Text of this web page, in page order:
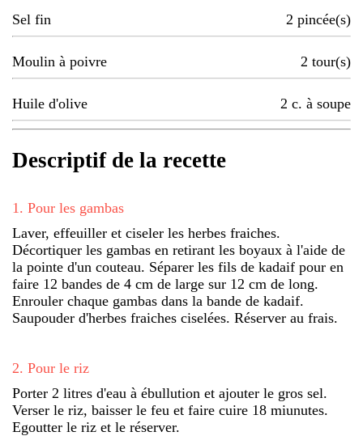
Sel fin 2 pincée(s)
Moulin à poivre 2 tour(s)
Huile d'olive 2 c. à soupe
Descriptif de la recette
1 . Pour les gambas
Laver, effeuiller et ciseler les herbes fraiches.
Décortiquer les gambas en retirant les boyaux à l'aide de
la pointe d'un couteau. Séparer les fils de kadaif pour en
faire 12 bandes de 4 cm de large sur 12 cm de long.
Enrouler chaque gambas dans la bande de kadaif.
Saupouder d'herbes fraiches ciselées. Réserver au frais.
2. Pour le riz
Porter 2 litres d'eau à ébullution et ajouter le gros sel.
Verser le riz, baisser le feu et faire cuire 18 miunutes.
Egoutter le riz et le réserver.